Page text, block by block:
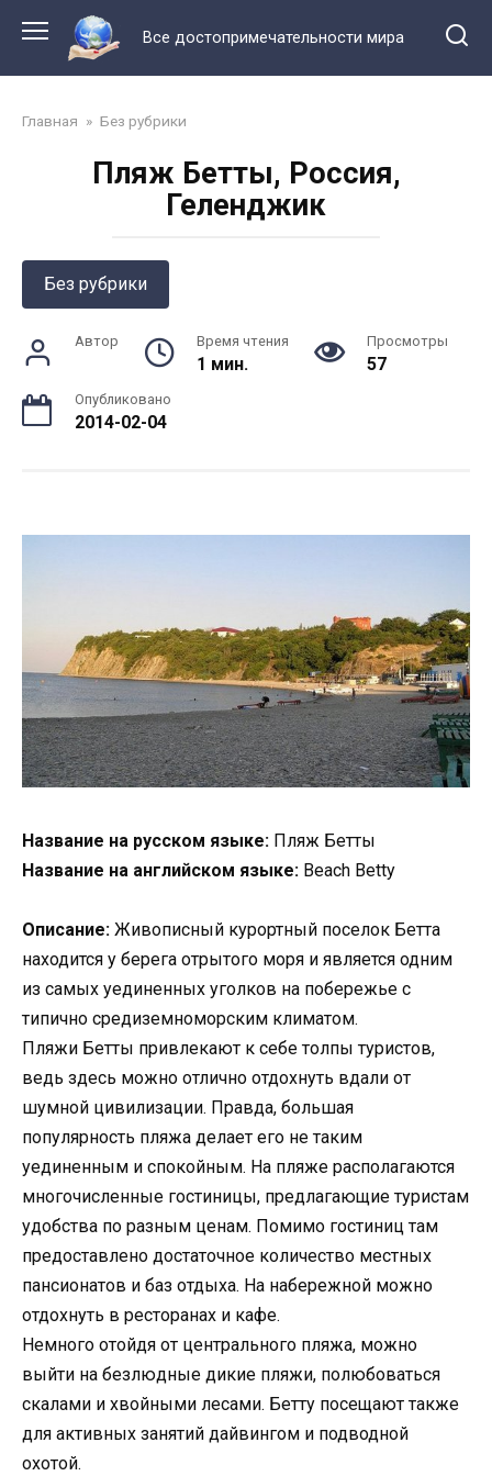
контенту
Все достопримечательности мира
Главная » Без рубрики
Пляж Бетты, Россия,
Геленджик
Без рубрики
Автор Время чтения
1 мин.
Просмотры
57
Опубликовано
2014-02-04
Название на русском языке: Пляж Бетты
Название на английском языке: Beach Betty
Описание: Живописный курортный поселок Бетта
находится у берега отрытого моря и является одним
из самых уединенных уголков на побережье с
типично средиземноморским климатом.
Пляжи Бетты привлекают к себе толпы туристов,
ведь здесь можно отлично отдохнуть вдали от
шумной цивилизации. Правда, большая
популярность пляжа делает его не таким
уединенным и спокойным. На пляже располагаются
многочисленные гостиницы, предлагающие туристам
удобства по разным ценам. Помимо гостиниц там
предоставлено достаточное количество местных
пансионатов и баз отдыха. На набережной можно
отдохнуть в ресторанах и кафе.
Немного отойдя от центрального пляжа, можно
выйти на безлюдные дикие пляжи, полюбоваться
скалами и хвойными лесами. Бетту посещают также
для активных занятий дайвингом и подводной
охотой.